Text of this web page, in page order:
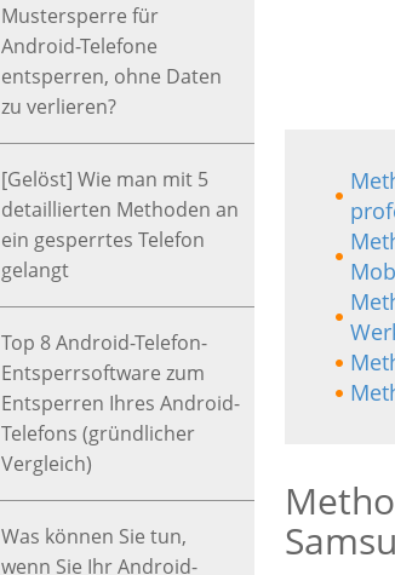
Mustersperre für
Android-Telefone
entsperren, ohne Daten
zu verlieren?
[Gelöst] Wie man mit 5
detaillierten Methoden an
ein gesperrtes Telefon
gelangt
Top 8 Android-Telefon-
Entsperrsoftware zum
Entsperren Ihres Android-
Telefons (gründlicher
Vergleich)
Was können Sie tun,
wenn Sie Ihr Android-